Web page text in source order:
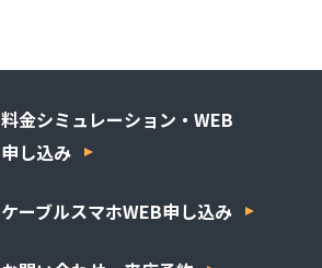
料金シミュレーション・WEB
申し込み
ケーブルスマホWEB申し込み